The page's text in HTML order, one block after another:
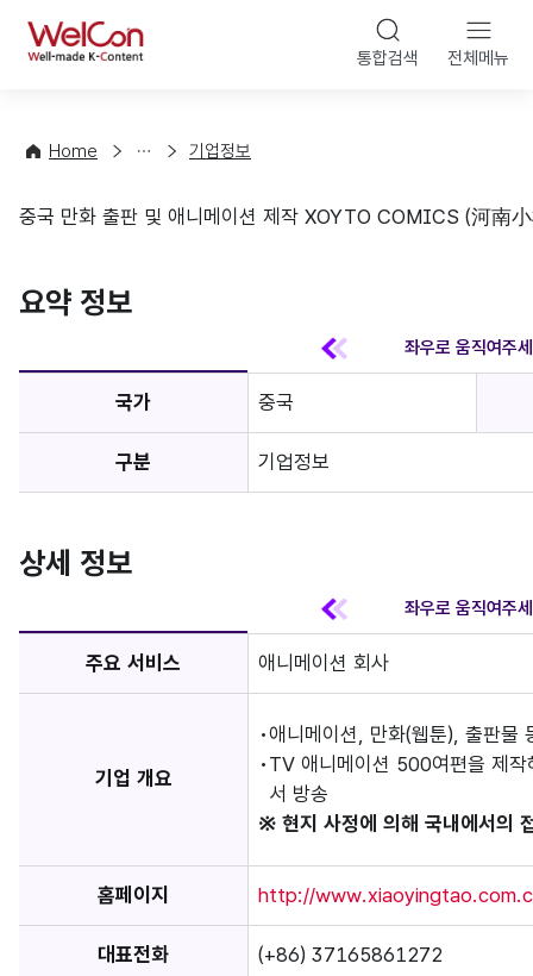
WelCon 통합검색 전체메뉴
Home
컨
팅
해
기
정
기업정보
기업정보
중국 만화 출판 및 애니메이션 제작 XOYTO COMICS (河南
요약 정보
국가 중국
구분 기업정보
상세 정보
주요 서비스 애니메이션 회사
기업 개요
애니메이션, 만화(웹툰), 출판물
TV 애니메이션 500여편을 제
서 방송
※ 현지 사정에 의해 국내에서의
홈페이지 http://
대표전화 (+86) 37165861272